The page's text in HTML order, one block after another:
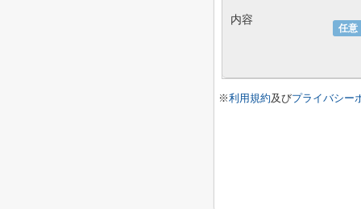
任意
内容
※利用規約及びプライバシー